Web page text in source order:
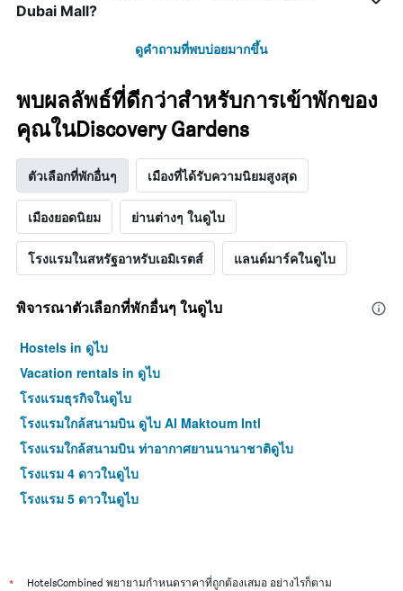
Dubai Mall?
ดูคำถามที่พบบ่อยมากขึ้น
พบผลลัพธ์ที่ดีกว่าสำหรับการเข้าพักของ
คุณในDiscovery Gardens
ตัวเลือกที่พักอื่นๆ เมืองที่ได้รับความนิยมสูงสุด
เมืองยอดนิยม ย่านต่างๆ ในดูไบ
โรงแรมในสหรัฐอาหรับเอมิเรตส์ แลนด์มาร์คในดูไบ
พิจารณาตัวเลือกที่พักอื่นๆ ในดูไบ
Hostels in ดูไบ
Vacation rentals in ดูไบ
โรงแรมธุรกิจในดูไบ
โรงแรมใกล้สนามบิน ดูไบ Al Maktoum Intl
โรงแรมใกล้สนามบิน ท่าอากาศยานนานาชาติดูไบ
โรงแรม 4 ดาวในดูไบ
โรงแรม 5 ดาวในดูไบ
* HotelsCombined พยายามกำหนดราคาที่ถูกต้องเสมอ อย่างไรก็ตาม